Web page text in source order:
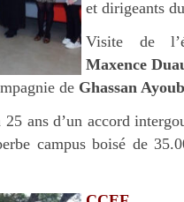
et dirigeants
Visite de
Maxence
de Ghassan Ayoub
ans d’un accord
campus boisé de